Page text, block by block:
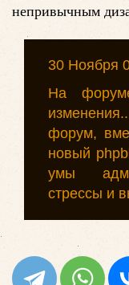
непривычным
30 Ноября
На
форум,
новый
умы
стрессы и